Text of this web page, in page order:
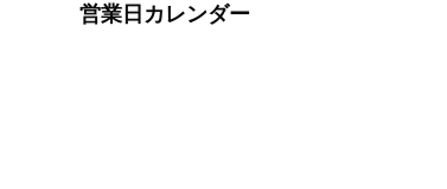
営業日カレンダー